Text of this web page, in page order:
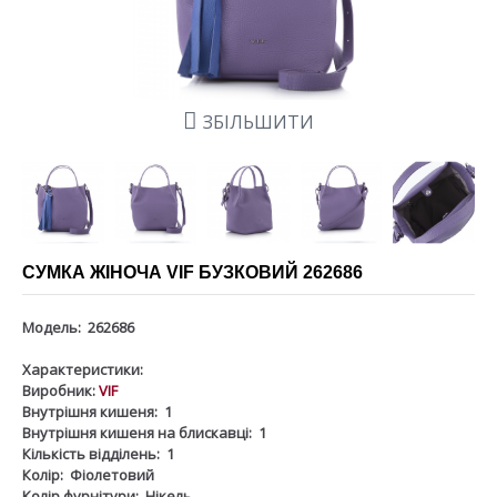
ЗБІЛЬШИТИ
СУМКА ЖІНОЧА VIF БУЗКОВИЙ 262686
Модель: 262686
Характеристики:
Виробник:VIF
Внутрішня кишеня: 1
Внутрішня кишеня на блискавці: 1
Кількість відділень: 1
Колір: Фіолетовий